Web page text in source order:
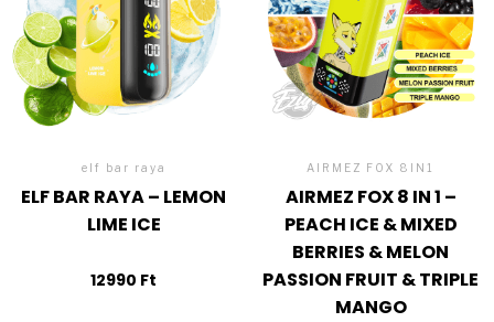
elf bar raya
ELF BAR RAYA – LEMON
LIME ICE
12990 Ft
AIRMEZ FOX 8IN1
AIRMEZ FOX 8 IN 1 –
PEACH ICE & MIXED
BERRIES & MELON
PASSION FRUIT & TRIPLE
MANGO